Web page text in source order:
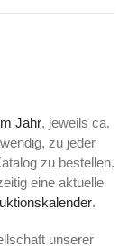
Jahr, jeweils ca.
zu jeder
zu bestellen.
eine aktuelle
.
unserer